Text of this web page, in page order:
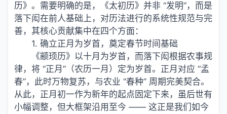
历》。需要明确的是，《太初历》并非 “发明”，而是
落下闳在前人基础上，对历法进行的系统性规范与完
善，其核心贡献集中在四个方面：
1. 确立正月为岁首，奠定春节时间基础
《颛顼历》以十月为岁首，而落下闳根据农事规
律，将 “正月”（农历一月）定为岁首。正月对应 “孟
春”，此时万物复苏，与农业 “春种” 周期完美契合。
从此，正月初一作为新年的起点固定下来，虽后世有
小幅调整，但大框架沿用至今 —— 这正是我们 如今